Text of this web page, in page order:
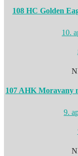
108 HC Golden
10.
107 AHK Moravany
9.